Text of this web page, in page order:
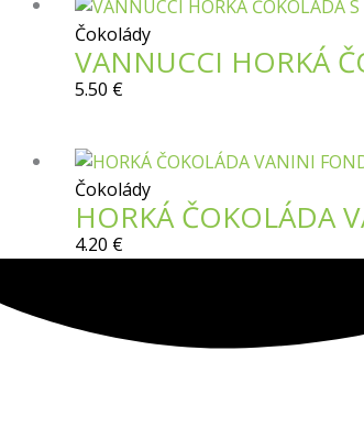
Čokolády
VANNUCCI HORKÁ
5.50 €
Čokolády
HORKÁ ČOKOLÁDA
4.20 €